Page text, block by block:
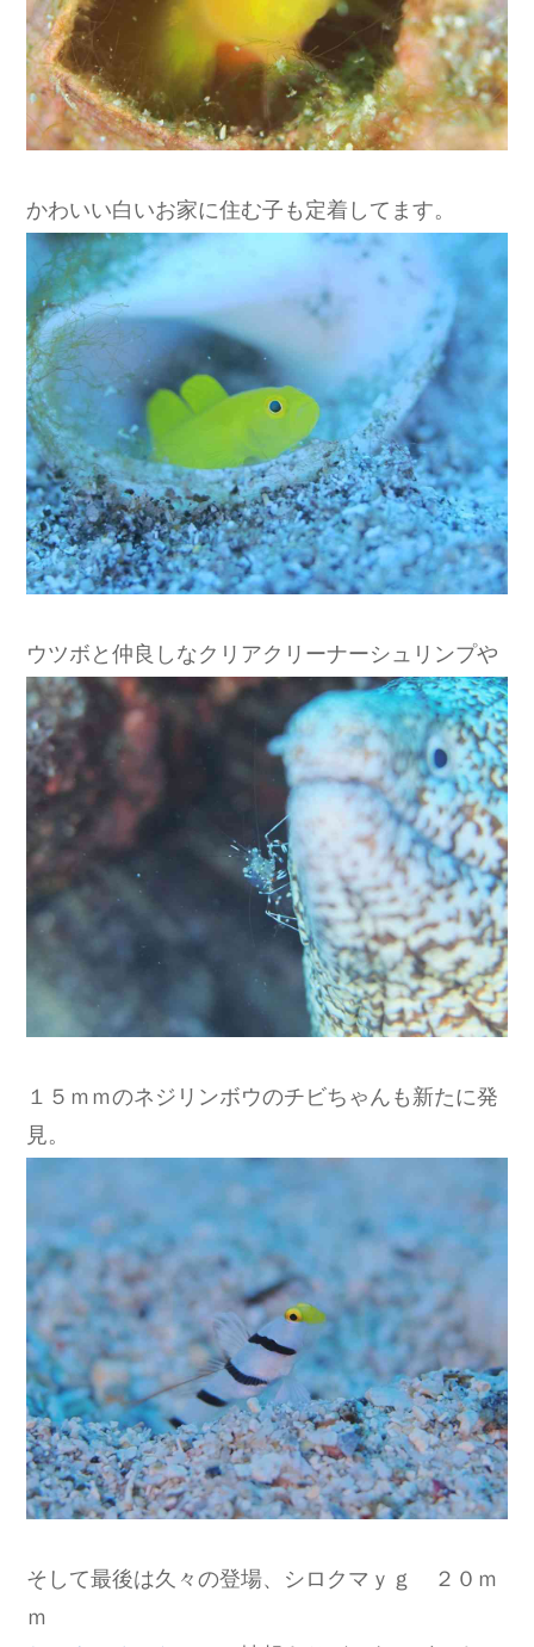
かわいい白いお家に住む子も定着してます。
ウツボと仲良しなクリアクリーナーシュリンプや
１５ｍｍのネジリンボウのチビちゃんも新たに発
見。
そして最後は久々の登場、シロクマｙｇ ２０ｍ
ｍ